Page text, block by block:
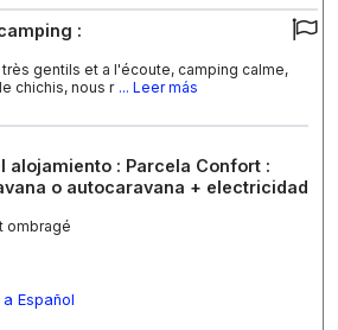
:
gentils et a l'écoute, camping calme,
chichis, nous r ... Leer más
alojamiento : Parcela Confort :
o autocaravana + electricidad
ombragé
Español